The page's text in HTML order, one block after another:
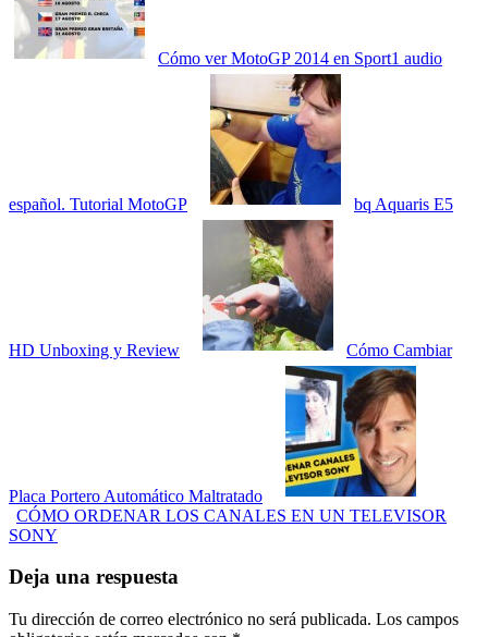
Cómo ver MotoGP 2014 en Sport1 audio
español. Tutorial MotoGP bq Aquaris E5
HD Unboxing y Review Cómo Cambiar
Placa Portero Automático Maltratado
CÓMO ORDENAR LOS CANALES EN UN TELEVISOR
SONY
Deja una respuesta
Tu dirección de correo electrónico no será publicada. Los campos